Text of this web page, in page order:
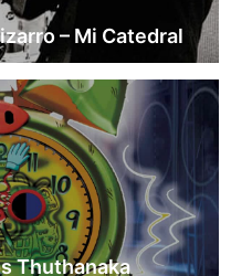
– Mi Catedral
Thuthanaka